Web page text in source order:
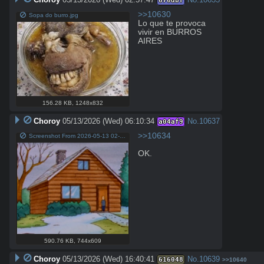
Sopa do burro.jpg
156.28 KB 1248x832
>>10630
Lo que te provoca
vivir en BURROS
AIRES
Choroy 05/13/2026 (Wed) 06:10:34 a04af9 No. 10637
590.76 KB ,744x609
>>10634
OK.
Choroy 05/13/2026 (Wed) 16:40:41 616048 No.10639 >>10640